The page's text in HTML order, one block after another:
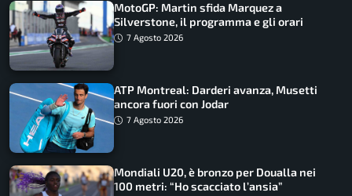
MotoGP: Martin sfida Marquez a
Silverstone, il programma e gli orari
7 Agosto 2026
ATP Montreal: Darderi avanza, Musetti
ancora fuori con Jodar
7 Agosto 2026
Mondiali U20, è bronzo per Doualla nei
100 metri: “Ho scacciato l’ansia”